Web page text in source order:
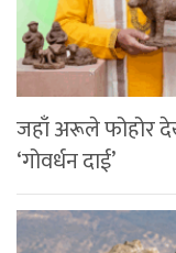
जहाँ अरूले फोहोर
‘गोवर्धन दाई’